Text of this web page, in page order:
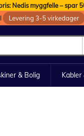
Nedis myggfelle – spar
Levering 3-5 virkedager
& Bolig Kabler